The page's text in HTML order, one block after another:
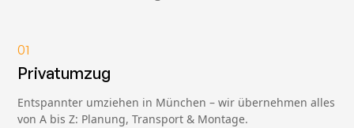
01
Privatumzug
Entspannter umziehen in München – wir übernehmen alles
von A bis Z: Planung, Transport & Montage.